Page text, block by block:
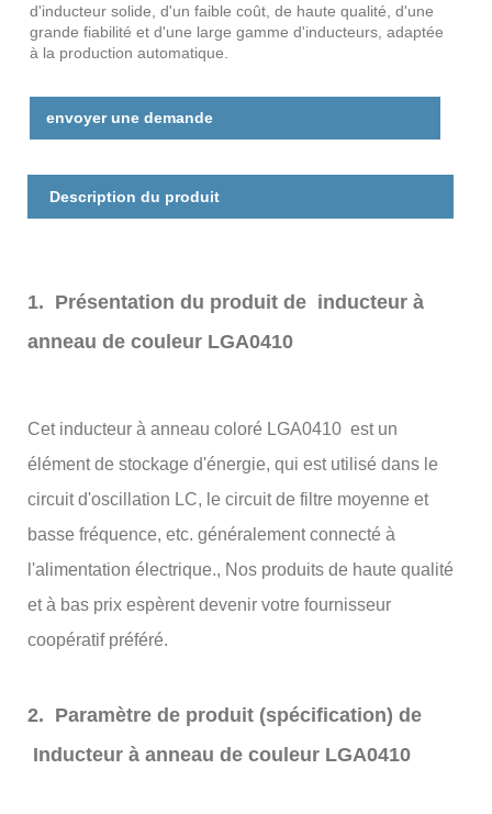
d'inducteur solide, d'un faible coût, de haute qualité, d'une
grande fiabilité et d'une large gamme d'inducteurs, adaptée
à la production automatique.
envoyer une demande
Description du produit
1. Présentation du produit de inducteur à
anneau de couleur LGA0410
Cet inducteur à anneau coloré LGA0410 est un
élément de stockage d'énergie, qui est utilisé dans le
circuit d'oscillation LC, le circuit de filtre moyenne et
basse fréquence, etc. généralement connecté à
l'alimentation électrique., Nos produits de haute qualité
et à bas prix espèrent devenir votre fournisseur
coopératif préféré.
2. Paramètre de produit (spécification) de
Inducteur à anneau de couleur LGA0410